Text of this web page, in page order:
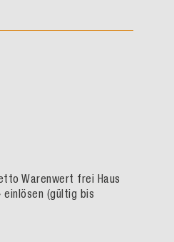
Warenwert frei Haus
(gültig bis